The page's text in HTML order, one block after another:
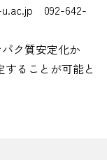
u.ac.jp 092-642-
ク質安定化か
ることが可能と